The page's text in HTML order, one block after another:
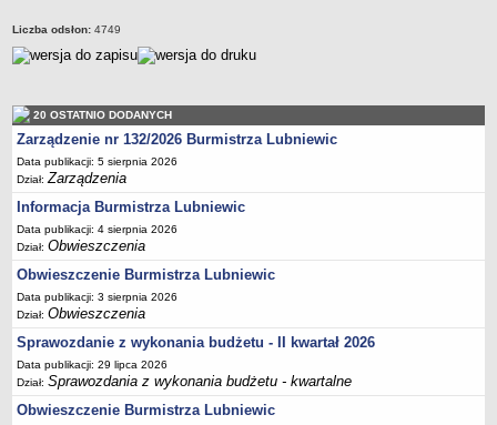
Dane adresowe
Zastępca Burmistrza Lubniewic
Sekretarz Gminy
Skarbnik Gminy
Informacja turystyczna
Regulamin i schemat organizacyjny
Przewodnik po urzędzie
Kodeks etyczny
Oświadczenia majątkowe
Raporty
RADA MIEJSKA
Dyżury Przewodniczącego Rady Miejskiej
Liczba odsłon: 4749
20 OSTATNIO DODANYCH
Zarządzenie nr 132/2026 Burmistrza Lubniewic
Data publikacji: 5 sierpnia 2026
Dział:Zarządzenia
Informacja Burmistrza Lubniewic
Data publikacji: 4 sierpnia 2026
Dział:Obwieszczenia
Obwieszczenie Burmistrza Lubniewic
Data publikacji: 3 sierpnia 2026
Dział:Obwieszczenia
Sprawozdanie z wykonania budżetu - II kwartał 2026
Data publikacji: 29 lipca 2026
Dział:Sprawozdania z wykonania budżetu - kwartalne
Obwieszczenie Burmistrza Lubniewic